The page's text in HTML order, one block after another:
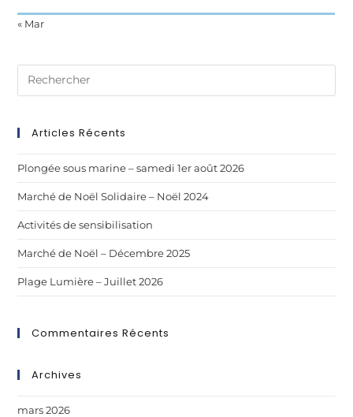
« Mar
Articles Récents
Plongée sous marine – samedi 1er août 2026
Marché de Noël Solidaire – Noël 2024
Activités de sensibilisation
Marché de Noël – Décembre 2025
Plage Lumière – Juillet 2026
Commentaires Récents
Archives
mars 2026